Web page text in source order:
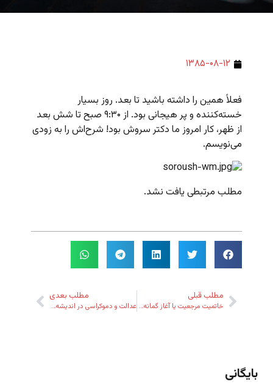
۱۳۸۵-۰۸-۱۲
فعلاً همین را داشته باشید تا بعد. روز بسیار
خسته‌کننده و پر هیجانی بود. از ۹:۳۰ صبح تا شش بعد
از ظهر، کار امروز ما دکتر سروش بود! شرح‌اش را به زودی
می‌نویسم.
مطلب مرتبطی یافت نشد.
مطلب قبلی
خاتمیت مرجعیت یا آغاز گمانه‌زنی‌ها از سر یقین؟
مطلب بعدی
عدالت و دموکراسی در اندیشه‌ی دکتر سروش
بایگانی